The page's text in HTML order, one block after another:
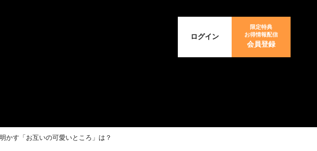
ログイン
限定特典
お得情報配信
会員登録
かす「お互いの可愛いところ」は？